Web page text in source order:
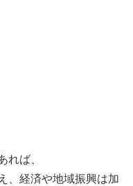
れば、
、経済や地域振興は加